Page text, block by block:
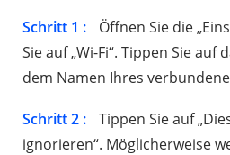
Schritt 1 :
Öffnen Sie die
Sie auf „Wi-Fi“. Tippen Sie auf
dem Namen Ihres
Schritt 2 :
Tippen Sie auf
ignorieren“. Möglicherweise